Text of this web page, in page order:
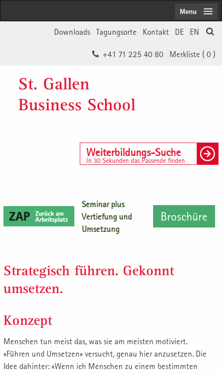
EN
DE
Kontakt
Tagungsorte
Downloads
Merkliste ( 0 )
+41 71 225 40 80
St. Gallen
Business School
Weiterbildungs-Suche
In 30 Sekunden das Passende finden
Menu
Seminar plus
Vertiefung und
Umsetzung
Broschüre
Strategisch führen. Gekonnt
umsetzen.
Konzept
Menschen tun meist das, was sie am meisten motiviert.
«Führen und Umsetzen» versucht, genau hier anzusetzen. Die
Idee dahinter: «Wenn ich Menschen zu einem bestimmten